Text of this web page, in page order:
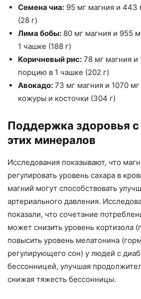
Семена чиа: 95 мг магния и 443
(28 г)
Лима бобы: 80 мг магния и 955
1 чашке (188 г)
Коричневый рис: 78 мг магния и
порцию в 1 чашке (202 г)
Авокадо: 73 мг магния и 1070
кожуры и косточки (304 г)
Поддержка здоровья
этих минералов
Исследования показывают, что
регулировать уровень сахара в
магний могут способствовать
артериального давления.
показали, что сочетание
может снизить уровень кортизола
повысить уровень мелатонина
регулирующего сон) у людей с
бессонницей, улучшая
снижая тяжесть бессонницы.